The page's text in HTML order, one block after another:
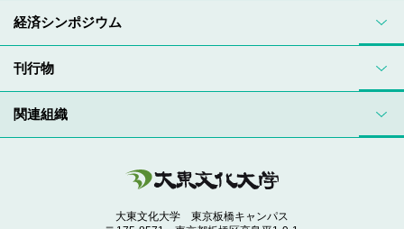
関連組織
大東文化大学 東京板橋キャンパス
経済シンポジウム
刊行物